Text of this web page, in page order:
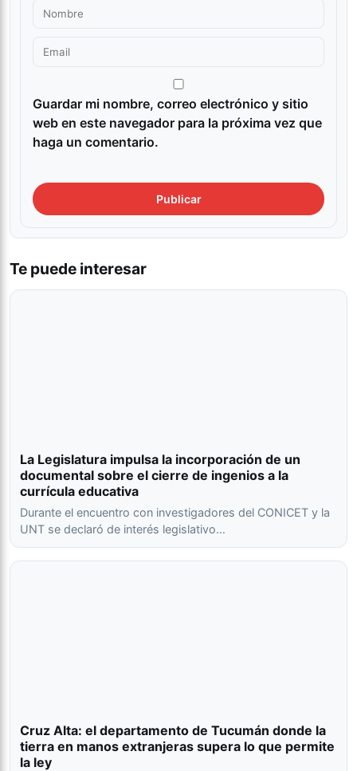
Guardar mi nombre, correo electrónico y sitio
web en este navegador para la próxima vez que
haga un comentario.
Te puede interesar
La Legislatura impulsa la incorporación de un
documental sobre el cierre de ingenios a la
currícula educativa
Durante el encuentro con investigadores del CONICET y la
UNT se declaró de interés legislativo…
Cruz Alta: el departamento de Tucumán donde la
tierra en manos extranjeras supera lo que permite
la ley